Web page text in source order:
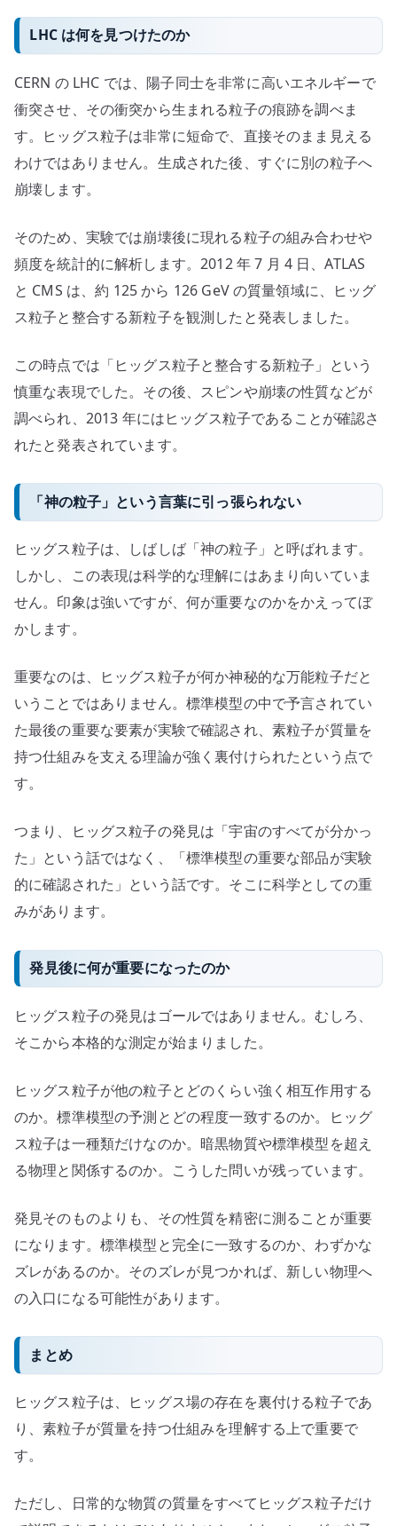
LHC は何を見つけたのか
CERN の LHC では、陽子同士を非常に高いエネルギーで
衝突させ、その衝突から生まれる粒子の痕跡を調べま
す。ヒッグス粒子は非常に短命で、直接そのまま見える
わけではありません。生成された後、すぐに別の粒子へ
崩壊します。
そのため、実験では崩壊後に現れる粒子の組み合わせや
頻度を統計的に解析します。2012 年 7 月 4 日、ATLAS
と CMS は、約 125 から 126 GeV の質量領域に、ヒッグ
ス粒子と整合する新粒子を観測したと発表しました。
この時点では「ヒッグス粒子と整合する新粒子」という
慎重な表現でした。その後、スピンや崩壊の性質などが
調べられ、2013 年にはヒッグス粒子であることが確認さ
れたと発表されています。
「神の粒子」という言葉に引っ張られない
ヒッグス粒子は、しばしば「神の粒子」と呼ばれます。
しかし、この表現は科学的な理解にはあまり向いていま
せん。印象は強いですが、何が重要なのかをかえってぼ
かします。
重要なのは、ヒッグス粒子が何か神秘的な万能粒子だと
いうことではありません。標準模型の中で予言されてい
た最後の重要な要素が実験で確認され、素粒子が質量を
持つ仕組みを支える理論が強く裏付けられたという点で
す。
つまり、ヒッグス粒子の発見は「宇宙のすべてが分かっ
た」という話ではなく、「標準模型の重要な部品が実験
的に確認された」という話です。そこに科学としての重
みがあります。
発見後に何が重要になったのか
ヒッグス粒子の発見はゴールではありません。むしろ、
そこから本格的な測定が始まりました。
ヒッグス粒子が他の粒子とどのくらい強く相互作用する
のか。標準模型の予測とどの程度一致するのか。ヒッグ
ス粒子は一種類だけなのか。暗黒物質や標準模型を超え
る物理と関係するのか。こうした問いが残っています。
発見そのものよりも、その性質を精密に測ることが重要
になります。標準模型と完全に一致するのか、わずかな
ズレがあるのか。そのズレが見つかれば、新しい物理へ
の入口になる可能性があります。
まとめ
ヒッグス粒子は、ヒッグス場の存在を裏付ける粒子であ
り、素粒子が質量を持つ仕組みを理解する上で重要で
す。
ただし、日常的な物質の質量をすべてヒッグス粒子だけ